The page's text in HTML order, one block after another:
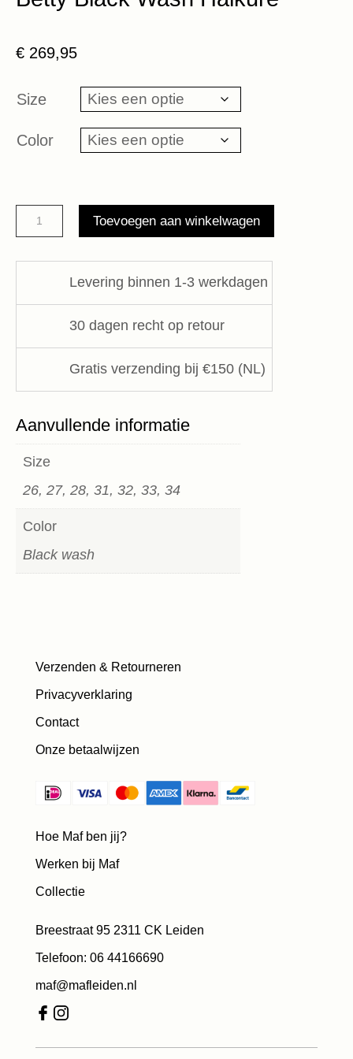
€ 269,95
Size
Color
Betty
Black
Toevoegen aan winkelwagen
Levering binnen 1-3 werkdagen
30 dagen recht op retour
Gratis verzending bij €150 (NL)
Aanvullende informatie
Size
26, 27, 28, 31, 32, 33, 34
Color
Black wash
Verzenden & Retourneren
Privacyverklaring
Contact
Onze betaalwijzen
Hoe Maf ben jij?
Werken bij Maf
Collectie
Breestraat 95 2311 CK Leiden
Telefoon: 06 44166690
maf@mafleiden.nl